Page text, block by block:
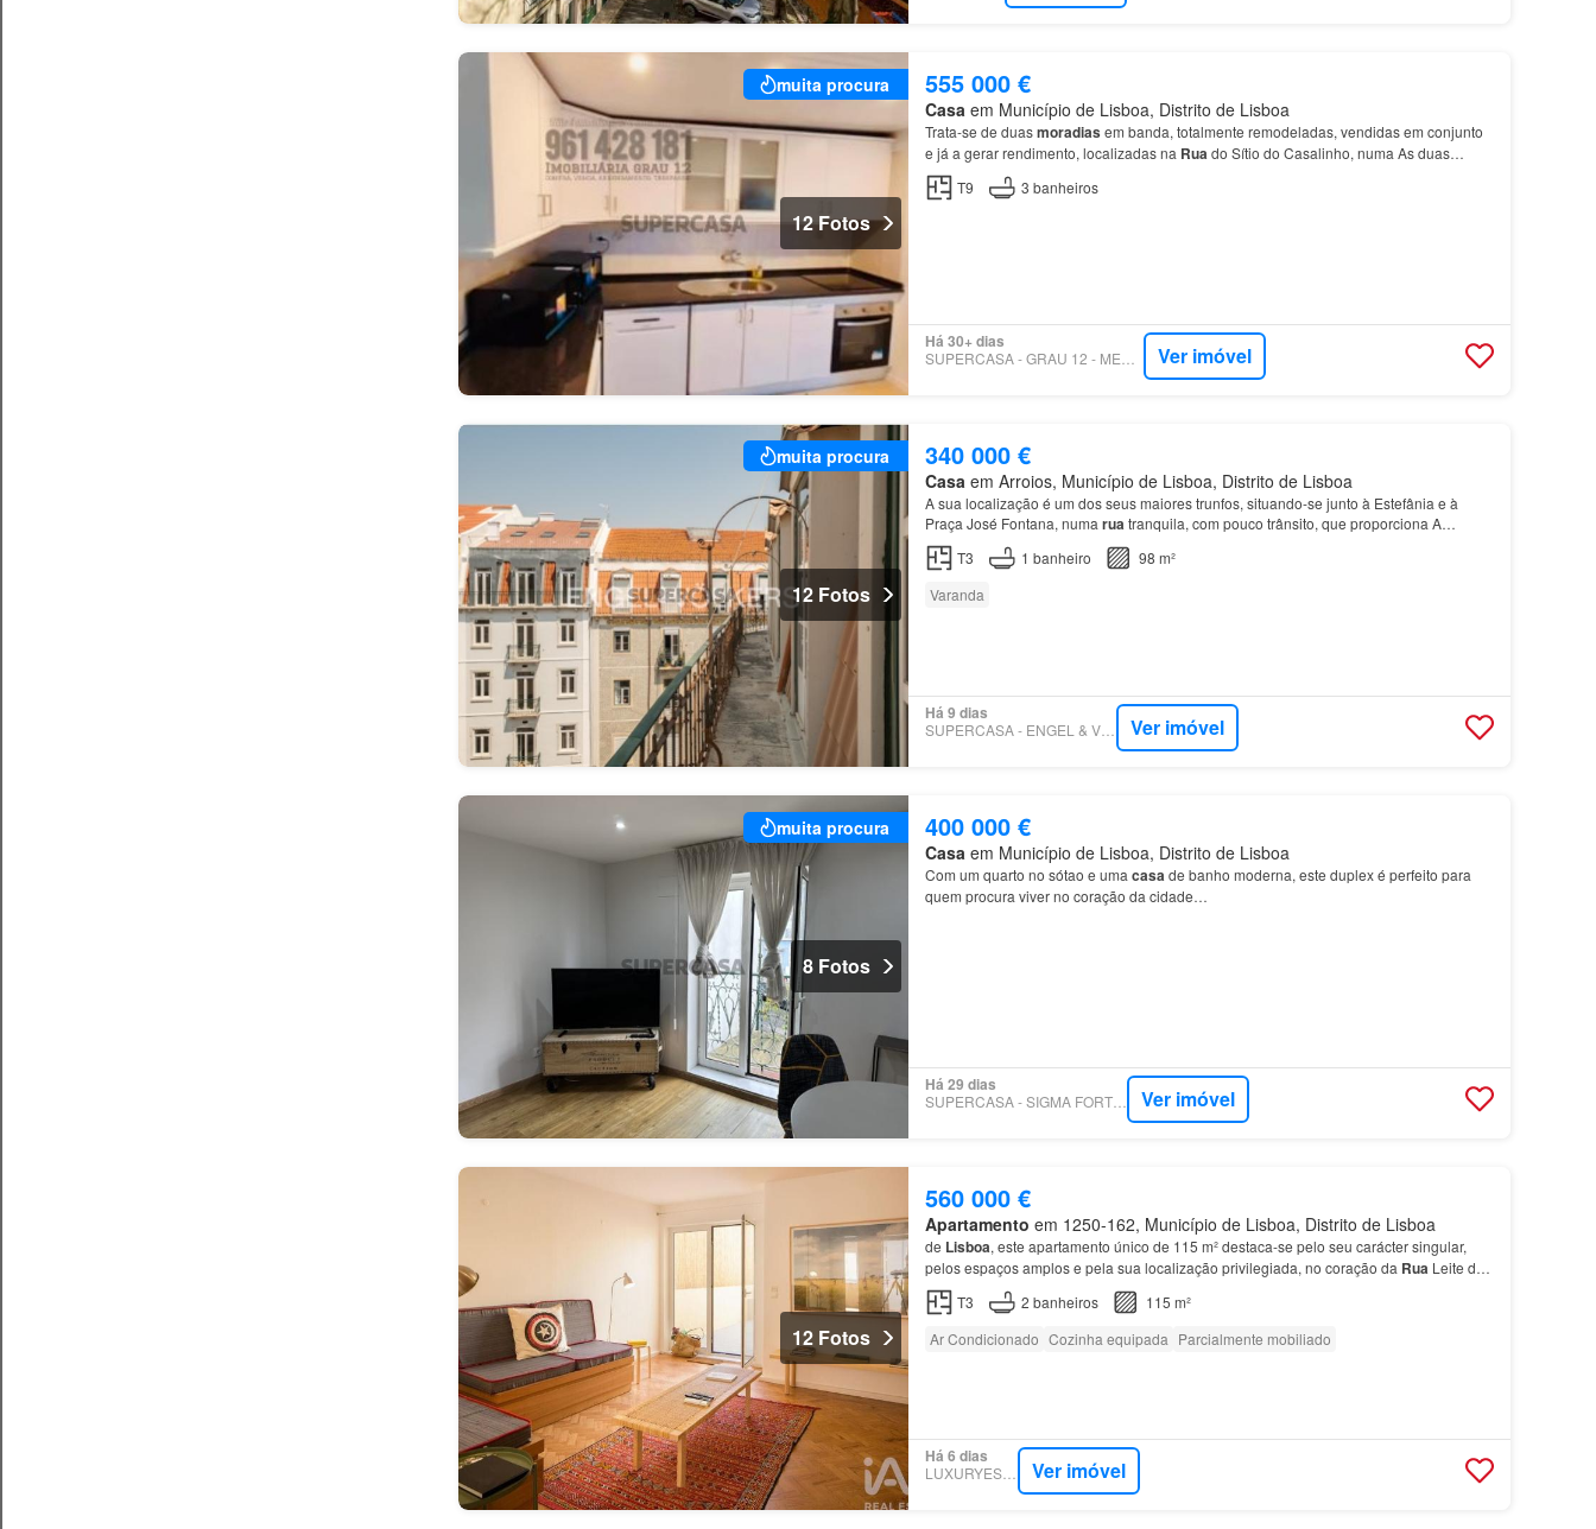
muita procura
12 Fotos
555 000 €
Casa em Município de Lisboa, Distrito de Lisboa
Trata-se de duasmoradias em banda, totalmente remodeladas, vendidas em conjunto
e já a gerar rendimento, localizadas na Ruado Sítio do Casalinho, numa As duas
moradias desenvolvem-se em dois pisos e estão interligadas, tota…
T9 3 banheiros
Há 30+ dias
Ver imóvel
muita procura
12 Fotos
340 000 €
Casa em Arroios, Município de Lisboa, Distrito de Lisboa
A sua localização é um dos seus maiores trunfos, situando-se junto à Estefânia e à
Praça José Fontana, numa ruatranquila, com pouco trânsito, que proporciona A
segunda varanda, voltada para as traseiras, oferece uma magnífic…
T3 1 banheiro
98 m²
Varanda
Há 9 dias
SUPERCASA - ENGEL & VÖLKERS LISBOA Ver imóvel
muita procura
8 Fotos
400 000 €
Casa em Município de Lisboa, Distrito de Lisboa
Com um quarto no sótao e uma casade banho moderna, este duplex é perfeito para
quem procura viver no coração da cidade…
Há 29 dias
SUPERCASA - SIGMA FORTUNE INVESTMENT Ver imóvel
12 Fotos
560 000 €
Apartamento em 1250-162, Município de Lisboa, Distrito de Lisboa
de Lisboa, este apartamento único de 115 m² destaca-se pelo seu carácter singular,
pelos espaços amplos e pela sua localização privilegiada, no coração da Rua Leite de
Vasconcelos.
T3 2 banheiros
115 m²
Ar Condicionado Cozinha equipada Parcialmente mobiliado
Há 6 dias
LUXURYESTATE Ver imóvel